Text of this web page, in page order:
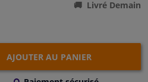
Livré Demain
AJOUTER AU PANIER